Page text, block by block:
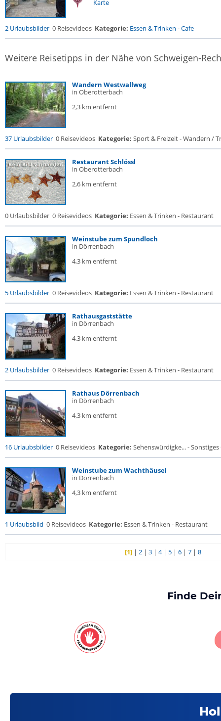
Karte
2 Urlaubsbilder 0 Reisevideos Kategorie: Essen & Trinken -Cafe
Weitere Reisetipps in der Nähe von Schweigen-
Wandern Westwallweg
in Oberotterbach
2,3 km entfernt
37 Urlaubsbilder 0 Reisevideos Kategorie: Sport & Freizeit - Wandern /
Restaurant Schlössl
in Oberotterbach
2,6 km entfernt
0 Urlaubsbilder 0 Reisevideos Kategorie: Essen & Trinken - Restaurant
Weinstube zum Spundloch
in Dörrenbach
4,3 km entfernt
5 Urlaubsbilder 0 Reisevideos Kategorie: Essen & Trinken - Restaurant
Rathausgaststätte
in Dörrenbach
4,3 km entfernt
2 Urlaubsbilder 0 Reisevideos Kategorie: Essen & Trinken - Restaurant
Rathaus Dörrenbach
in Dörrenbach
4,3 km entfernt
16 Urlaubsbilder 0 Reisevideos Kategorie: Sehenswürdigke... -
Weinstube zum Wachthäusel
in Dörrenbach
4,3 km entfernt
1 Urlaubsbild 0 Reisevideos Kategorie: Essen & Trinken - Restaurant
[1] |2 |3 |4| 5 |6 |7 |8
Finde